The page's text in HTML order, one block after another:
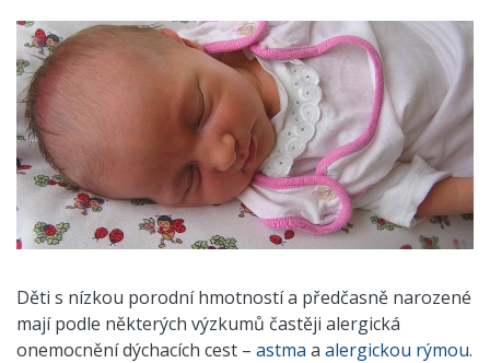
Děti s nízkou porodní hmotností a předčasně narozené
mají podle některých výzkumů častěji alergická
onemocnění dýchacích cest – astma a alergickou rýmou.